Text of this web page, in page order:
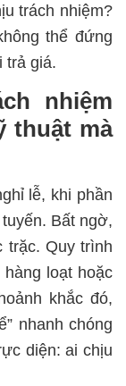
trách nhiệm?
thể đứng
trả giá.
nhiệm
thuật mà
lễ, khi phần
Bất ngờ,
trặc. Quy trình
loạt hoặc
khắc đó,
nhanh chóng
diện: ai chịu